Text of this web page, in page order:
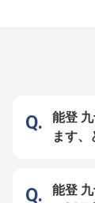
能登
ます、
能登